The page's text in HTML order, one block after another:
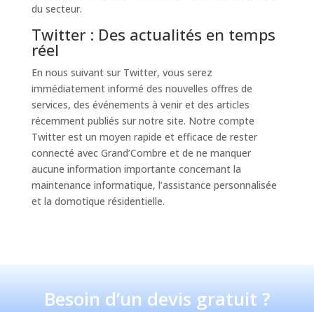
du secteur.
Twitter : Des actualités en temps
réel
En nous suivant sur Twitter, vous serez
immédiatement informé des nouvelles offres de
services, des événements à venir et des articles
récemment publiés sur notre site. Notre compte
Twitter est un moyen rapide et efficace de rester
connecté avec Grand’Combre et de ne manquer
aucune information importante concernant la
maintenance informatique, l’assistance personnalisée
et la domotique résidentielle.
Besoin d’un devis gratuit ?